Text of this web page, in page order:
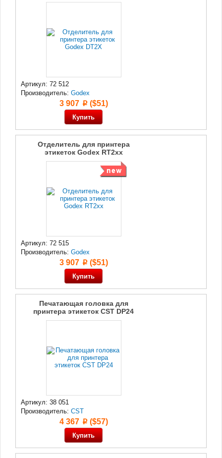
Артикул: 72 512
Производитель: Godex
3 907 p($51)
Отделитель для принтера
этикеток Godex RT2xx
Артикул: 72 515
Производитель: Godex
3 907 p($51)
Печатающая головка для
принтера этикеток CST DP24
Артикул: 38 051
Производитель: CST
4 367 p($57)